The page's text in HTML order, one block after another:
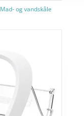
Mad- og vandskåle